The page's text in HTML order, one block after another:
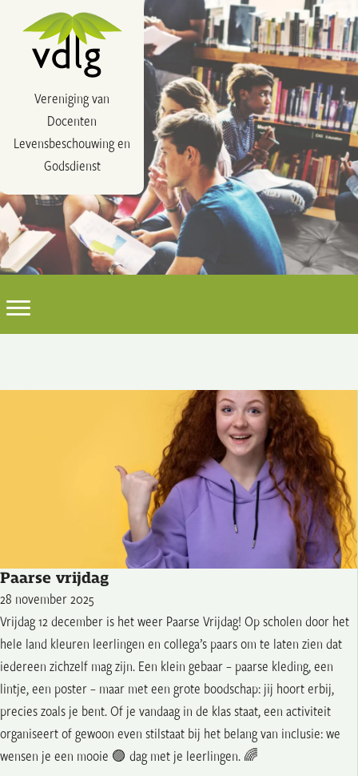
Vereniging van
Docenten
Levensbeschouwing en
Godsdienst
Paarse vrijdag
28 november 2025
Vrijdag 12 december is het weer Paarse Vrijdag! Op scholen door het
hele land kleuren leerlingen en collega’s paars om te laten zien dat
iedereen zichzelf mag zijn. Een klein gebaar – paarse kleding, een
lintje, een poster – maar met een grote boodschap: jij hoort erbij,
precies zoals je bent. Of je vandaag in de klas staat, een activiteit
organiseert of gewoon even stilstaat bij het belang van inclusie: we
wensen je een mooie 🟣 dag met je leerlingen. 🌈